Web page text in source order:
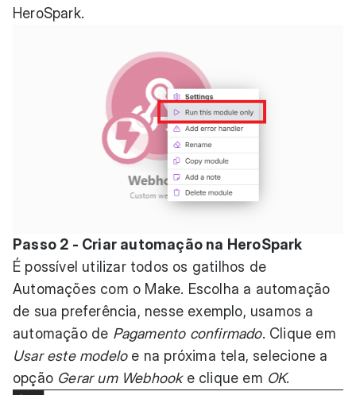
HeroSpark.
Passo 2 - Criar automação na HeroSpark
É possível utilizar todos os gatilhos de
Automações com o Make. Escolha a automação
de sua preferência, nesse exemplo, usamos a
automação de Pagamento confirmado. Clique em
Usar este modeloe na próxima tela, selecione a
opção Gerar um Webhooke clique em OK.